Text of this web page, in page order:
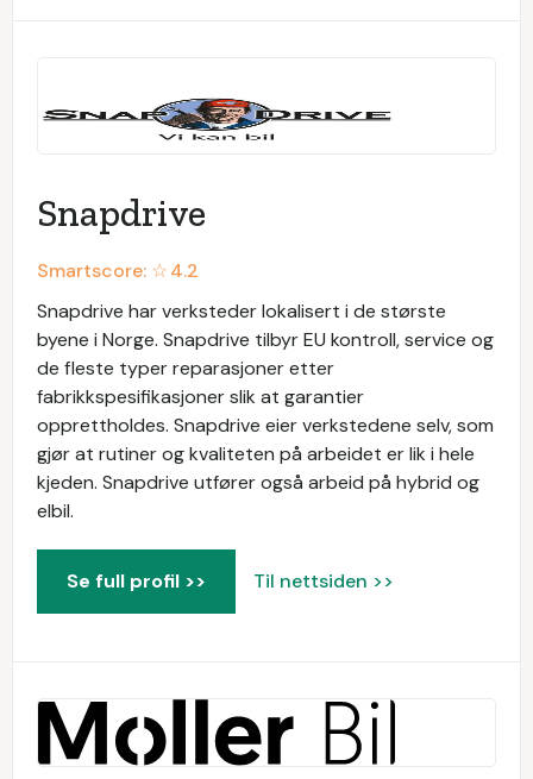
Snapdrive
Smartscore: ☆4.2
Snapdrive har verksteder lokalisert i de største
byene i Norge. Snapdrive tilbyr EU kontroll, service og
de fleste typer reparasjoner etter
fabrikkspesifikasjoner slik at garantier
opprettholdes. Snapdrive eier verkstedene selv, som
gjør at rutiner og kvaliteten på arbeidet er lik i hele
kjeden. Snapdrive utfører også arbeid på hybrid og
elbil.
Se full profil >> Til nettsiden >>